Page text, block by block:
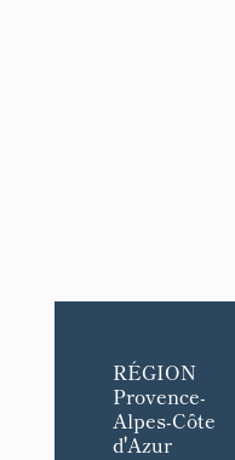
RÉGION
Provence-
Alpes-Côte
d'Azur